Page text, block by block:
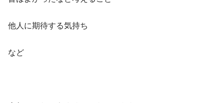
他人に期待する気持ち
など